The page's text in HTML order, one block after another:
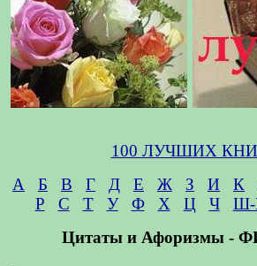
100 ЛУЧШИХ
А
Б В Г Д Е Ж З И К
Р
С Т У Ф Х Ц Ч
Цитаты и Афоризмы -